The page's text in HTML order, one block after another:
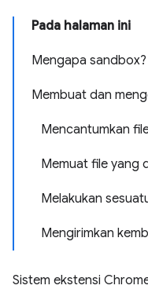
Pada halaman ini
Mengapa sandbox?
Membuat dan
Mencantumkan
Memuat file yang
Melakukan
Mengirimkan
Sistem ekstensi